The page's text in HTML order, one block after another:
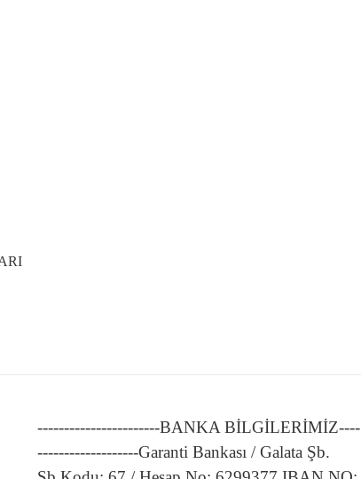
-----------------------BANKA BİLGİLERİMİZ----
-------------------Garanti Bankası / Galata Şb.